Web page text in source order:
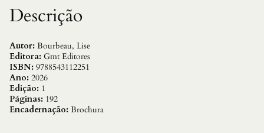
Descrição
Autor: Bourbeau, Lise
Editora: Gmt Editores
ISBN: 9788543112251
Ano: 2026
Edição: 1
Páginas: 192
Encadernação: Brochura